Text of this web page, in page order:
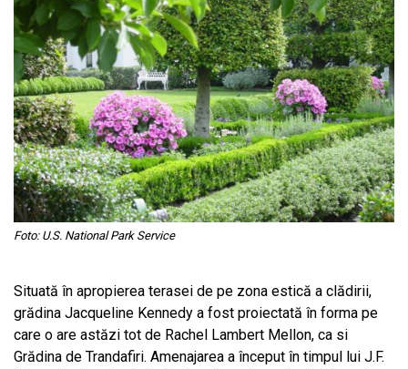
Foto: U.S. National Park Service
Situată în apropierea terasei de pe zona estică a clădirii,
grădina Jacqueline Kennedy a fost proiectată în forma pe
care o are astăzi tot de Rachel Lambert Mellon, ca si
Grădina de Trandafiri. Amenajarea a început în timpul lui J.F.